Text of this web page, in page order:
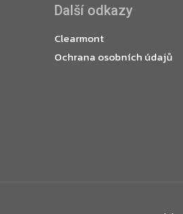
Další odkazy
Clearmont
Ochrana osobních údajů